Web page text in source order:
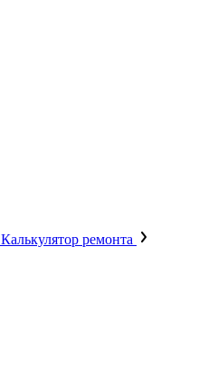
Калькулятор ремонта